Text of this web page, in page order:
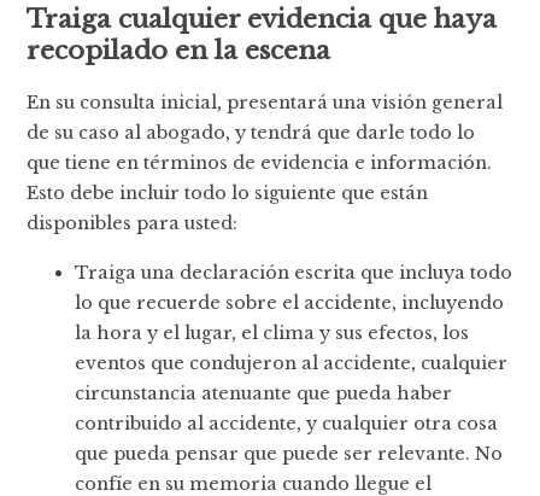
Traiga cualquier evidencia que haya
recopilado en la escena
En su consulta inicial, presentará una visión general
de su caso al abogado, y tendrá que darle todo lo
que tiene en términos de evidencia e información.
Esto debe incluir todo lo siguiente que están
disponibles para usted:
Traiga una declaración escrita que incluya todo
lo que recuerde sobre el accidente, incluyendo
la hora y el lugar, el clima y sus efectos, los
eventos que condujeron al accidente, cualquier
circunstancia atenuante que pueda haber
contribuido al accidente, y cualquier otra cosa
que pueda pensar que puede ser relevante. No
confíe en su memoria cuando llegue el